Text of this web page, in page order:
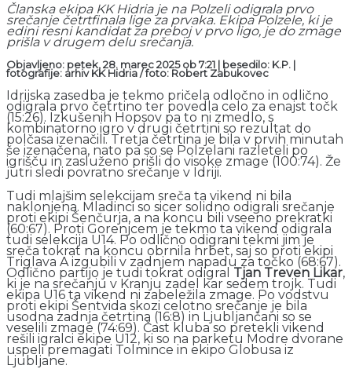
Članska ekipa KK Hidria je na Polzeli odigrala prvo
srečanje četrtfinala lige za prvaka. Ekipa Polzele, ki je
edini resni kandidat za preboj v prvo ligo, je do zmage
prišla v drugem delu srečanja.
Objavljeno: petek, 28. marec 2025 ob 7:21 | besedilo: K.P. |
fotografije: arhiv KK Hidria / foto: Robert Zabukovec
Idrijska zasedba je tekmo pričela odločno in odlično
odigrala prvo četrtino ter povedla celo za enajst točk
(15:26). Izkušenih Hopsov pa to ni zmedlo, s
kombinatorno igro v drugi četrtini so rezultat do
polčasa izenačili. Tretja četrtina je bila v prvih minutah
še izenačena, nato pa so se Polzelani razleteli po
igrišču in zasluženo prišli do visoke zmage (100:74). Že
jutri sledi povratno srečanje v Idriji.
Tudi mlajšim selekcijam sreča ta vikend ni bila
naklonjena. Mladinci so sicer solidno odigrali srečanje
proti ekipi Šenčurja, a na koncu bili vseeno prekratki
(60:67). Proti Gorenjcem je tekmo ta vikend odigrala
tudi selekcija U14. Po odlično odigrani tekmi jim je
sreča tokrat na koncu obrnila hrbet, saj so proti ekipi
Triglava A izgubili v zadnjem napadu za točko (68:67).
Odlično partijo je tudi tokrat odigral Tjan Treven Likar,
ki je na srečanju v Kranju zadel kar sedem trojk. Tudi
ekipa U16 ta vikend ni zabeležila zmage. Po vodstvu
proti ekipi Šentvida skozi celotno srečanje je bila
usodna zadnja četrtina (16:8) in Ljubljančani so se
veselili zmage (74:69). Čast kluba so pretekli vikend
rešili igralci ekipe U12, ki so na parketu Modre dvorane
uspeli premagati Tolmince in ekipo Globusa iz
Ljubljane.